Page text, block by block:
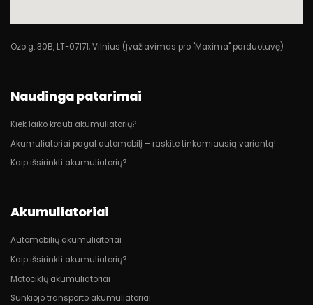
Ozo g. 30B, LT-07171, Vilnius (Įvažiavimas pro "Maxima" parduotuvę)
Naudinga patarimai
Kiek laiko krauti akumuliatorių?
Akumuliatoriai pagal automobilį – raskite tinkamiausią variantą!
Kaip išsirinkti akumuliatorių?
Akumuliatoriai
Automobilių akumuliatoriai
Kaip išsirinkti akumuliatorių?
Motociklų akumuliatoriai
Sunkiojo transporto akumuliatoriai